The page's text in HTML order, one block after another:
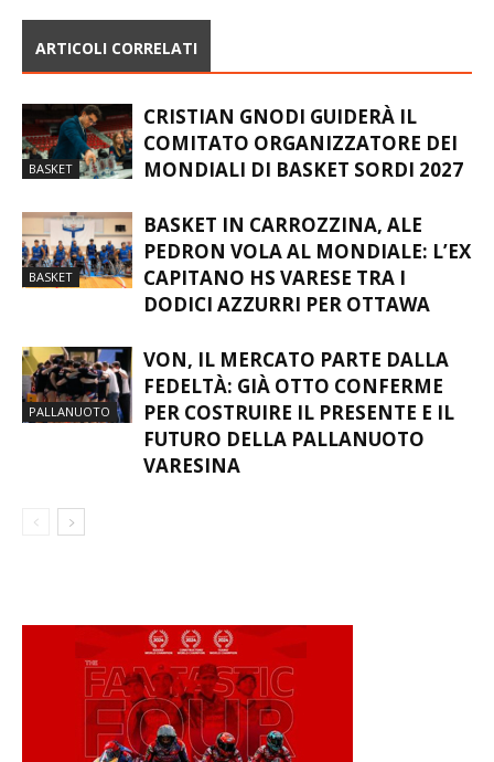
ARTICOLI CORRELATI
BASKET
CRISTIAN GNODI GUIDERÀ IL
COMITATO ORGANIZZATORE DEI
MONDIALI DI BASKET SORDI 2027
BASKET
BASKET IN CARROZZINA, ALE
PEDRON VOLA AL MONDIALE: L’EX
CAPITANO HS VARESE TRA I
DODICI AZZURRI PER OTTAWA
PALLANUOTO
VON, IL MERCATO PARTE DALLA
FEDELTÀ: GIÀ OTTO CONFERME
PER COSTRUIRE IL PRESENTE E IL
FUTURO DELLA PALLANUOTO
VARESINA